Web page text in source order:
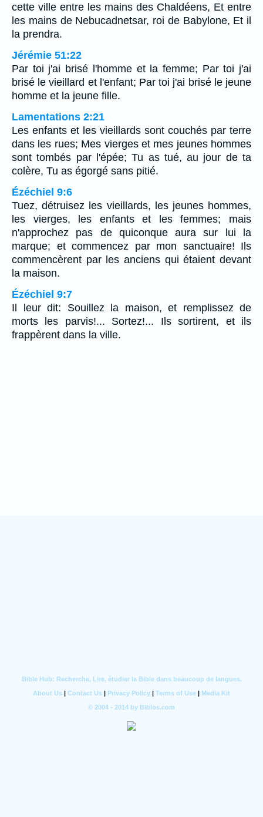
cette ville entre les mains des Chaldéens, Et entre
les mains de Nebucadnetsar, roi de Babylone, Et il
la prendra.
Jérémie 51:22
Par toi j'ai brisé l'homme et la femme; Par toi j'ai
brisé le vieillard et l'enfant; Par toi j'ai brisé le jeune
homme et la jeune fille.
Lamentations 2:21
Les enfants et les vieillards sont couchés par terre
dans les rues; Mes vierges et mes jeunes hommes
sont tombés par l'épée; Tu as tué, au jour de ta
colère, Tu as égorgé sans pitié.
Ézéchiel 9:6
Tuez, détruisez les vieillards, les jeunes hommes,
les vierges, les enfants et les femmes; mais
n'approchez pas de quiconque aura sur lui la
marque; et commencez par mon sanctuaire! Ils
commencèrent par les anciens qui étaient devant
la maison.
Ézéchiel 9:7
Il leur dit: Souillez la maison, et remplissez de
morts les parvis!... Sortez!... Ils sortirent, et ils
frappèrent dans la ville.